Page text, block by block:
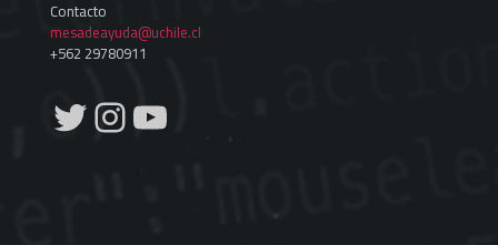
Contacto
mesadeayuda@uchile.cl
+562 29780911
Twitter
Instagram
YouTube